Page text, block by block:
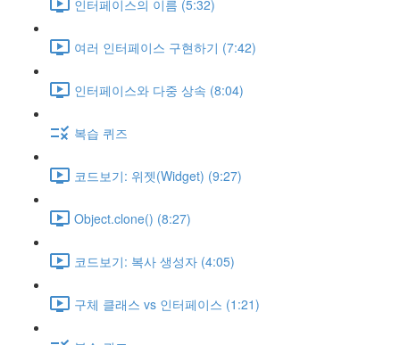
인터페이스의 이름 (5:32)
여러 인터페이스 구현하기 (7:42)
인터페이스와 다중 상속 (8:04)
복습 퀴즈
코드보기: 위젯(Widget) (9:27)
Object.clone() (8:27)
코드보기: 복사 생성자 (4:05)
구체 클래스 vs 인터페이스 (1:21)